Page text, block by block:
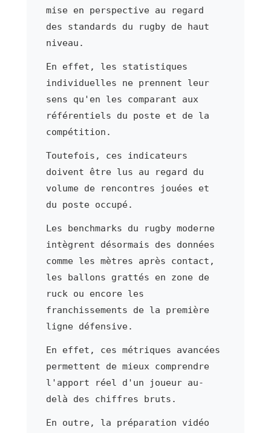
mise en perspective au regard
des standards du rugby de haut
niveau.
En effet, les statistiques
individuelles ne prennent leur
sens qu'en les comparant aux
référentiels du poste et de la
compétition.
Toutefois, ces indicateurs
doivent être lus au regard du
volume de rencontres jouées et
du poste occupé.
Les benchmarks du rugby moderne
intègrent désormais des données
comme les mètres après contact,
les ballons grattés en zone de
ruck ou encore les
franchissements de la première
ligne défensive.
En effet, ces métriques avancées
permettent de mieux comprendre
l'apport réel d'un joueur au-
delà des chiffres bruts.
En outre, la préparation vidéo